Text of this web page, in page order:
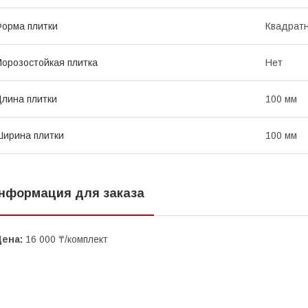
плитки
плитка Нет
плитки 100 мм
плитки 100 мм
для заказа
16 000 ₸/комплект